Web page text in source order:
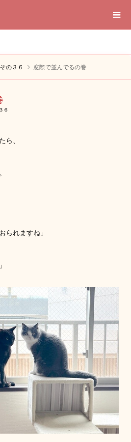
の３６ 窓際で並んでるの巻
６
ら、
られますね」